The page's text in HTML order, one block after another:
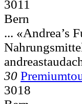
3011
Bern
... «Andrea’s
30
3018